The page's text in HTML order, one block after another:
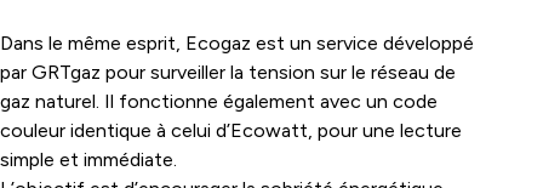
Dans le même esprit, Ecogaz est un service développé
par GRTgaz pour surveiller la tension sur le réseau de
gaz naturel. Il fonctionne également avec un code
couleur identique à celui d’Ecowatt, pour une lecture
simple et immédiate.